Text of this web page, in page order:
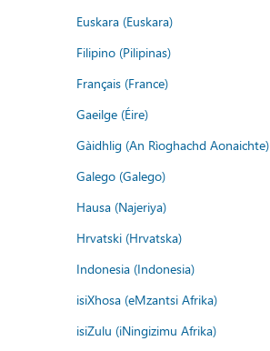
Euskara (Euskara)
Filipino (Pilipinas)
Français (France)
Gaeilge (Éire)
Gàidhlig (An Rìoghachd Aonaichte)
Galego (Galego)
Hausa (Najeriya)
Hrvatski (Hrvatska)
Indonesia (Indonesia)
isiXhosa (eMzantsi Afrika)
isiZulu (iNingizimu Afrika)